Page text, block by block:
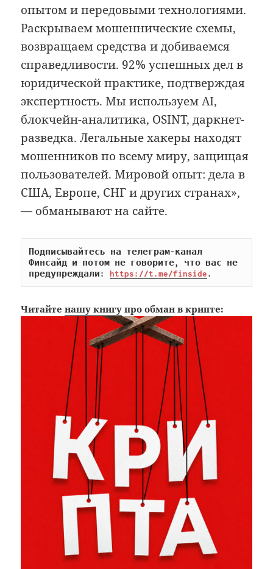
опытом и передовыми технологиями.
Раскрываем мошеннические схемы,
возвращаем средства и добиваемся
справедливости. 92% успешных дел в
юридической практике, подтверждая
экспертность. Мы используем AI,
блокчейн-аналитика, OSINT, даркнет-
разведка. Легальные хакеры находят
мошенников по всему миру, защищая
пользователей. Мировой опыт: дела в
США, Европе, СНГ и других странах»,
— обманывают на сайте.
Подписывайтесь на телеграм-канал
Финсайд и потом не говорите, что вас не
предупреждали: https://t.me/finside.
Читайтенашу книгу про обман в крипте: